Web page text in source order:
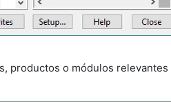
productos o módulos relevantes